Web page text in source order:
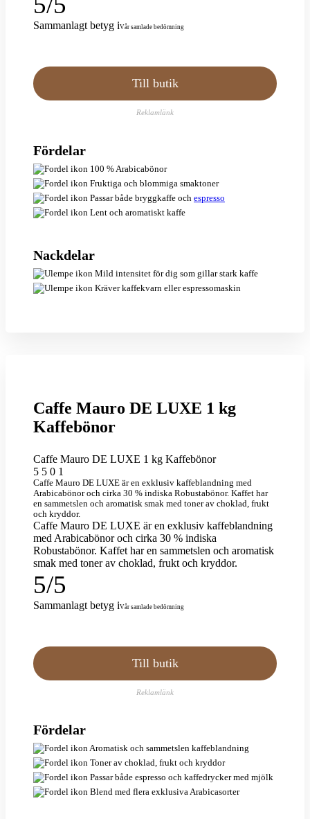
Sammanlagt betyg iVår samlade bedömning
Till butik
Reklamlänk
Fördelar
100 % Arabicabönor
Fruktiga och blommiga smaktoner
Passar både bryggkaffe och espresso
Lent och aromatiskt kaffe
Nackdelar
Mild intensitet för dig som gillar stark kaffe
Kräver kaffekvarn eller espressomaskin
Caffe Mauro DE LUXE 1 kg
Kaffebönor
Caffe Mauro DE LUXE 1 kg Kaffebönor
5 5 0 1
Caffe Mauro DE LUXE är en exklusiv kaffeblandning med
Arabicabönor och cirka 30 % indiska Robustabönor. Kaffet har
en sammetslen och aromatisk smak med toner av choklad, frukt
och kryddor.
Caffe Mauro DE LUXE är en exklusiv kaffeblandning
med Arabicabönor och cirka 30 % indiska
Robustabönor. Kaffet har en sammetslen och aromatisk
smak med toner av choklad, frukt och kryddor.
5/5
Sammanlagt betyg iVår samlade bedömning
Till butik
Reklamlänk
Fördelar
Aromatisk och sammetslen kaffeblandning
Toner av choklad, frukt och kryddor
Passar både espresso och kaffedrycker med mjölk
Blend med flera exklusiva Arabicasorter